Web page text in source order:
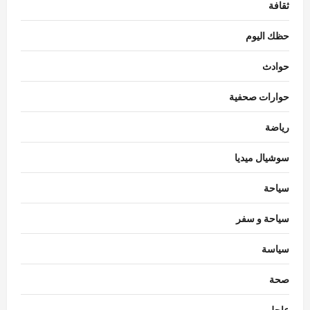
ثقافة
حظك اليوم
حوادث
حوارات صحفية
رياضة
سوشيال ميديا
سياحة
سياحة و سفر
سياسة
صحة
منوعات
تراجع الفاصوليا والبامية والكوسة